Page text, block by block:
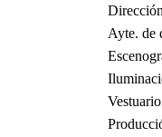
Ayte. de